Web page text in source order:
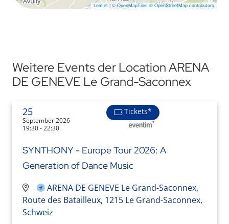
Leaflet | © OpenMapTiles © OpenStreetMap contributors
Weitere Events der Location ARENA
DE GENEVE Le Grand-Saconnex
25
September 2026
19:30 - 22:30
Tickets*
SYNTHONY - Europe Tour 2026: A
Generation of Dance Music
ARENA DE GENEVE Le Grand-Saconnex,
Route des Batailleux, 1215 Le Grand-Saconnex,
Schweiz